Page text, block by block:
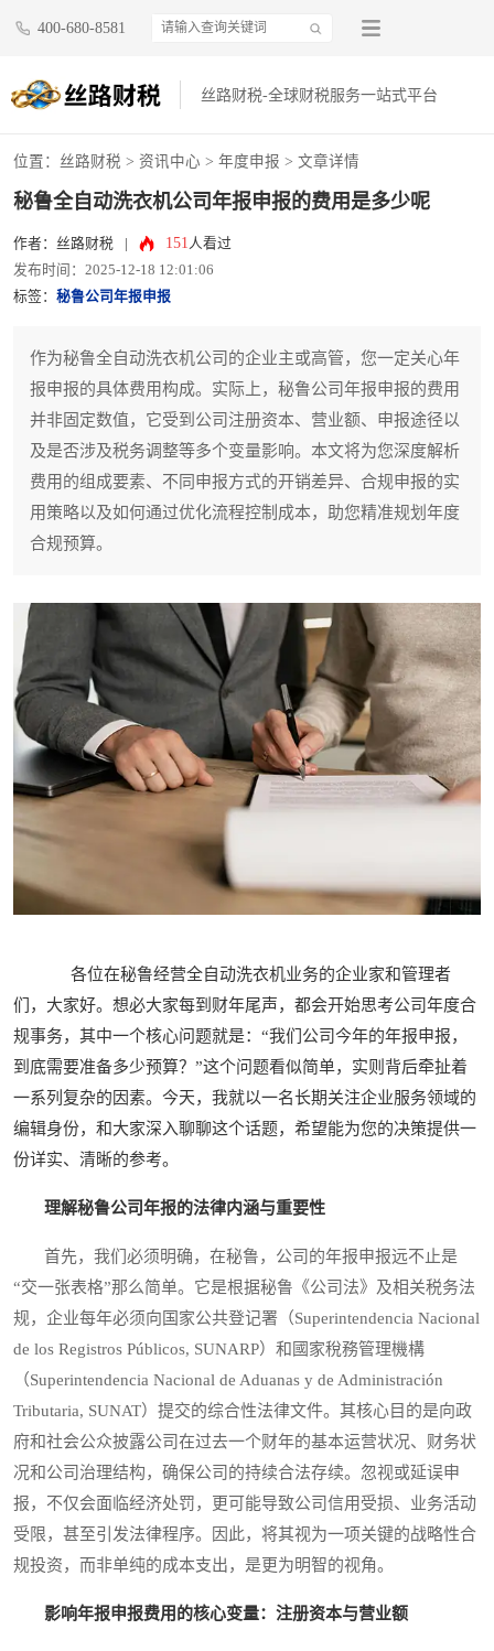
400-680-8581
丝路财税-全球财税服务一站式平台
位置： 丝路财税 > 资讯中心 > 年度申报 > 文章详情
秘鲁全自动洗衣机公司年报申报的费用是多少呢
作者：丝路财税 151人看过
发布时间：2025-12-18 12:01:06
标签： 秘鲁公司年报申报
作为秘鲁全自动洗衣机公司的企业主或高管，您一定关心年
报申报的具体费用构成。实际上，秘鲁公司年报申报的费用
并非固定数值，它受到公司注册资本、营业额、申报途径以
及是否涉及税务调整等多个变量影响。本文将为您深度解析
费用的组成要素、不同申报方式的开销差异、合规申报的实
用策略以及如何通过优化流程控制成本，助您精准规划年度
合规预算。
各位在秘鲁经营全自动洗衣机业务的企业家和管理者
们，大家好。想必大家每到财年尾声，都会开始思考公司年度合
规事务，其中一个核心问题就是：“我们公司今年的年报申报，
到底需要准备多少预算？”这个问题看似简单，实则背后牵扯着
一系列复杂的因素。今天，我就以一名长期关注企业服务领域的
编辑身份，和大家深入聊聊这个话题，希望能为您的决策提供一
份详实、清晰的参考。
理解秘鲁公司年报的法律内涵与重要性
首先，我们必须明确，在秘鲁，公司的年报申报远不止是
“交一张表格”那么简单。它是根据秘鲁《公司法》及相关税务法
规，企业每年必须向国家公共登记署（Superintendencia Nacional
de los Registros Públicos, SUNARP）和國家稅務管理機構
（Superintendencia Nacional de Aduanas y de Administración
Tributaria, SUNAT）提交的综合性法律文件。其核心目的是向政
府和社会公众披露公司在过去一个财年的基本运营状况、财务状
况和公司治理结构，确保公司的持续合法存续。忽视或延误申
报，不仅会面临经济处罚，更可能导致公司信用受损、业务活动
受限，甚至引发法律程序。因此，将其视为一项关键的战略性合
规投资，而非单纯的成本支出，是更为明智的视角。
影响年报申报费用的核心变量：注册资本与营业额